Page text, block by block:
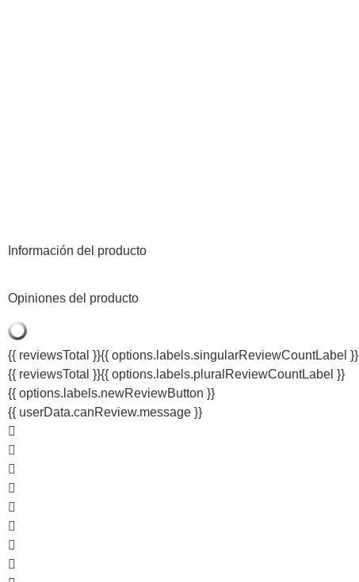
Información del producto
Opiniones del producto
{{ reviewsTotal }}{{ options.labels.singularReviewCountLabel }}
{{ reviewsTotal }}{{ options.labels.pluralReviewCountLabel }}
{{ options.labels.newReviewButton }}
{{ userData.canReview.message }}